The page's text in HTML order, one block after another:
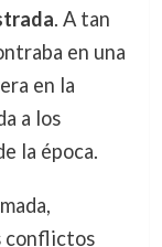
. A tan
en una
en la
a los
la época.
conflictos